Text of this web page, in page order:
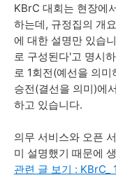
KBrC 대회는 현장에
하는데, 규정집의 개
에 대한 설명만 있습
로 구성된다'고 명시
로 1회전(예선을 의
승전(결선을 의미)에
하고 있습니다.
의무 서비스와 오픈
미 설명했기 때문에
관련 글 보기 : KBrC_